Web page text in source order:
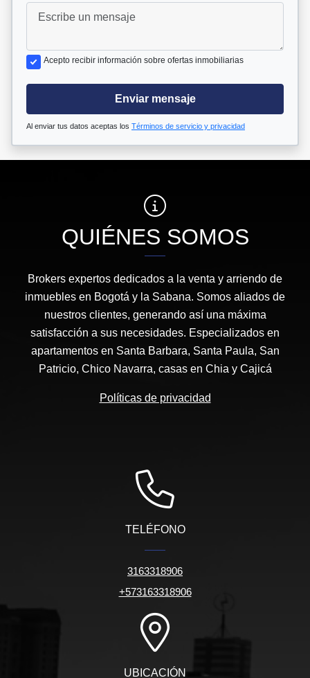
Acepto recibir información sobre ofertas inmobiliarias
Enviar mensaje
Al enviar tus datos aceptas los Términos de servicio y privacidad
QUIÉNES SOMOS
Brokers expertos dedicados a la venta y arriendo de
inmuebles en Bogotá y la Sabana. Somos aliados de
nuestros clientes, generando así una máxima
satisfacción a sus necesidades. Especializados en
apartamentos en Santa Barbara, Santa Paula, San
Patricio, Chico Navarra, casas en Chia y Cajicá
Políticas de privacidad
TELÉFONO
3163318906
+573163318906
UBICACIÓN